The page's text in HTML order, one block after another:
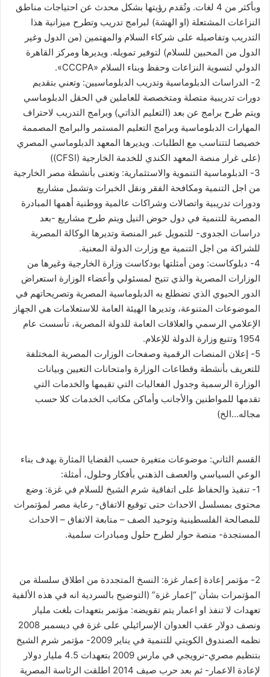
وبأكثر من 4 لغات. وتُقدم رؤيتها بشكل محدث عن احتياجات مناطق
النزاعات المشتعلة (او الهشة) لبرامج تدريب وتطرح ميزانية هذا
التدريب وتفاصيله على شركاء السلام والمهتمين (من الدول وغير
الدول من المحبين للسلام) لتوفير تمويله. ويديرها ومركز القاهرة
الدولي لتسوية النزاعات وحفظ وبناء السلام «CCCPA».
2- الدراسات الدبلوماسية وتدريب الدبلوماسيين: وتعني بتقديم
دورات تدريبية متصلة ومتخصصة للعاملين في الحقل الدبلوماسي
ويتم طرح برامج عن بعد (التعليم الذاتي) وبرامج التدريب لاحتراف
المهارات الدبلوماسية وبرامج التعليم المستمر والبرامج المصممة
خصيصا لتتناسب مع الطلبات. ويديرها المعهد الدبلوماسي المصري
(على غرار منصة المعهد الكندي للخدمة الخارجية (CFSI))
3- الدبلوماسية التنموية والاستثمارية: وتعنى بأنشطة مصر الخارجية
من اجل التنمية ومكافحة الفقر ونقل الخبرات وتشمل مشاريع
ودورات تدريبية واتصالات وشراكات عالمية ووطنية أهمها المبادرة
المصرية للتنمية في دول حوض النيل ويتم طرح مشاريع -بعد
دراسات الجدوى- للتمويل عبر المنصة وتديرها الوكالة المصرية
للشراكة من اجل التنمية مع وزارت الدولة المعنية.
4- دبلوكاست: ومن أمثلتها بودكاست وزارة الخارجية وغيرها من
الوزارات المصرية والذي تتيح لمسئولي وأعضاء الوزارة استعراض
الدور الحيوي الذي تضطلع به الدبلوماسية المصرية وتصريحاتهم في
الموضوعات المتنوعة، وتديرها الهيئة العامة للاستعلامات هي الجهاز
الإعلامي الرسمي والعلاقات العامة للدولة المصرية، تأسست عام
1954 وتتبع وزارة الدولة للإعلام.
5- إعلان المنصات الرقمية وصفحات الوزارت المصرية المختلفة
للتعريف بأنشطة وقطاعات الوزارة وامتحانات التعيين وبيانات
الوزارة الرسمية وجدول الفعاليات التي تقيمها والخدمات التي
تقدمها للمواطنين والأجانب وأماكن مكاتب الخدمات كلا حسب
مجاله…الخ)
القسم الثاني: موضوعات متغيرة حسب القضايا المثارة بهدف بناء
الوعي السياسي والعصف الذهني بأفكار وحلول، أمثلة:
1- تنفيذ والحفاظ على اتفاقية شرم الشيخ للسلام في غزة: وضع
محتوى بمسلسل الاحداث حتى توقيع الاتفاق- رعاية مصر لمؤتمرات
للمصالحة الفلسطينية وتوحيد الصف – متابعة الاتفاق – الاحداث
المستجدة- منصة حوار لطرح حلول ومبادرات سلمية.
2- مؤتمر إعادة إعمار غزة: النسخ المتجددة من اطلاق سلسلة من
المؤتمرات بشأن “إعمار غزة” (التوضيح بالسردية انه في هذه الألفية
تعهدات لا تنفذ او اعمار يتم تقويضه: مؤتمر بتعهدات بلغت مليار
ونصف دولار عقب العدوان الإسرائيلي على غزة في ديسمبر 2008
نظمه الصندوق الكويتي للتنمية في يناير 2009- مؤتمر شرم الشيخ
بتنظيم مصري-نرويجي في مارس 2009 بتعهدات 4.5 مليار دولار
لإعادة الاعمار- ثم بعد حرب صيف 2014 اطلقت الرئاسة المصرية